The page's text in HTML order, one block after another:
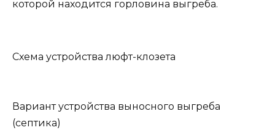
которой находится горловина выгреба.
Схема устройства люфт-клозета
Вариант устройства выносного выгреба
(септика)